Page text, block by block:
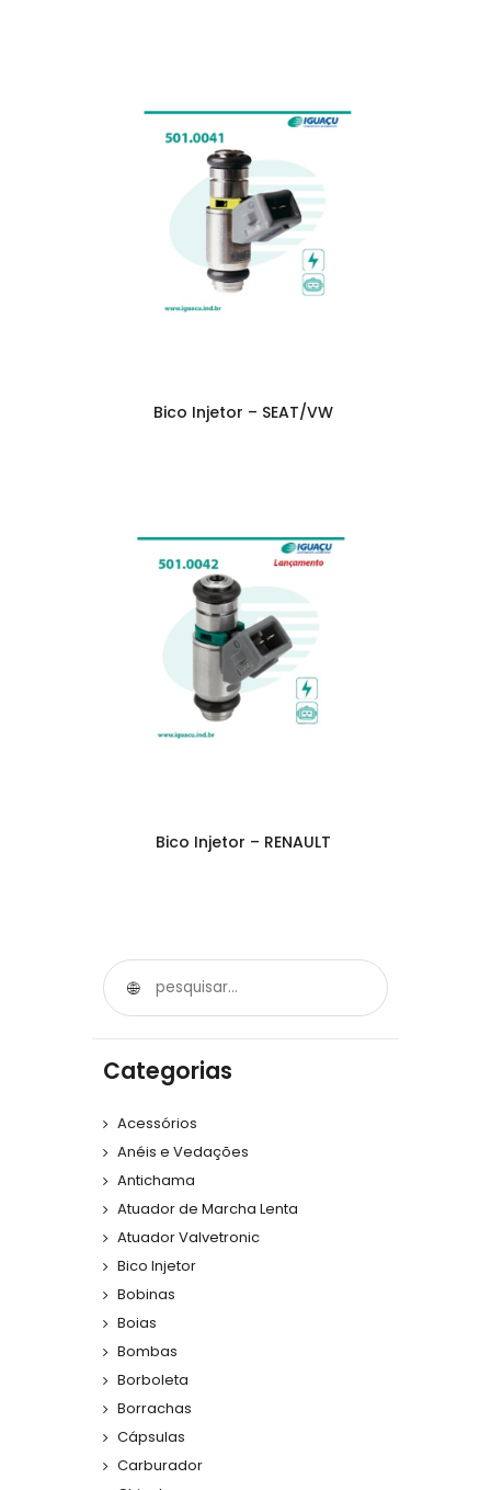
Bico Injetor – SEAT/VW
Bico Injetor – RENAULT
Categorias
Acessórios
Anéis e Vedações
Antichama
Atuador de Marcha Lenta
Atuador Valvetronic
Bico Injetor
Bobinas
Boias
Bombas
Borboleta
Borrachas
Cápsulas
Carburador